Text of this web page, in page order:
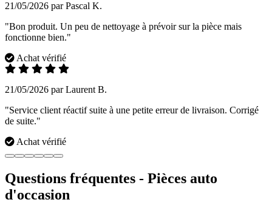
21/05/2026 par Pascal K.
"Bon produit. Un peu de nettoyage à prévoir sur la pièce mais
fonctionne bien."
Achat vérifié
21/05/2026 par Laurent B.
"Service client réactif suite à une petite erreur de livraison. Corrigé
de suite."
Achat vérifié
Questions fréquentes - Pièces auto
d'occasion